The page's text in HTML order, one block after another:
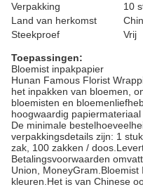
Verpakking
10
Land van herkomst
Steekproef
Vrij
Toepassingen:
Bloemist inpakpapier
Hunan Famous Florist
het inpakken van bloemen,
bloemisten en
hoogwaardig
De minimale
verpakkingsdetails zijn: 1
zak, 100 zakken /
Betalingsvoorwaarden
Union,
kleuren.Het is van Chinese